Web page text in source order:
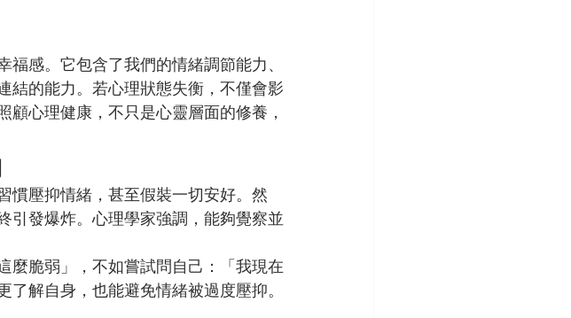
感。它包含了我們的情緒調節能力、
結的能力。若心理狀態失衡，不僅會影
心理健康，不只是心靈層面的修養，
慣壓抑情緒，甚至假裝一切安好。然
引發爆炸。心理學家強調，能夠覺察並
麼脆弱」，不如嘗試問自己：「我現在
解自身，也能避免情緒被過度壓抑。